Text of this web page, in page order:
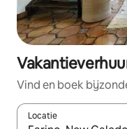
Vind en boek
Locatie